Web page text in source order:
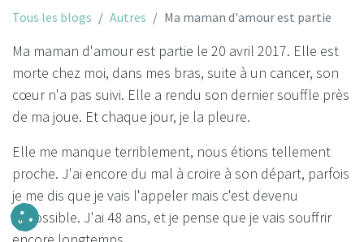
Tous les blogs Autres Ma maman d'amour est partie
Ma maman d'amour est partie le 20 avril 2017. Elle est
morte chez moi, dans mes bras, suite à un cancer, son
cœur n'a pas suivi. Elle a rendu son dernier souffle près
de ma joue. Et chaque jour, je la pleure.
Elle me manque terriblement, nous étions tellement
proche. J'ai encore du mal à croire à son départ, parfois
je me dis que je vais l'appeler mais c'est devenu
impossible. J'ai 48 ans, et je pense que je vais souffrir